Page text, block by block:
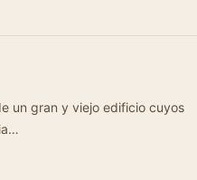
edificio cuyos